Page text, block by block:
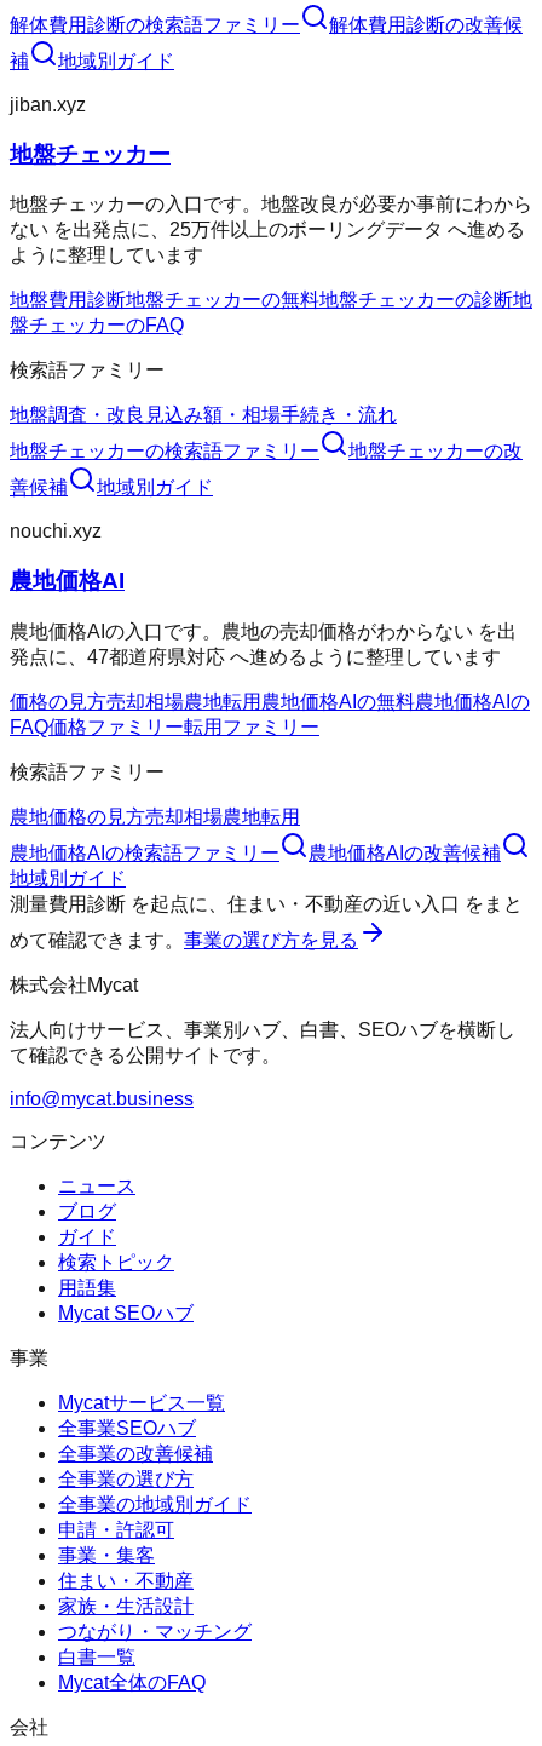
解体費用診断の検索語ファミリー 解体費用診断の改善候
補
地域別ガイド
jiban.xyz
地盤チェッカー
地盤チェッカーの入口です。地盤改良が必要か事前にわから
ない を出発点に、25万件以上のボーリングデータ へ進める
ように整理しています
地盤費用診断地盤チェッカーの無料地盤チェッカーの診断地
盤チェッカーのFAQ
検索語ファミリー
地盤調査・改良 見込み額・相場手続き・流れ
地盤チェッカーの検索語ファミリー 地盤チェッカーの改
善候補
地域別ガイド
nouchi.xyz
農地価格AI
農地価格AIの入口です。農地の売却価格がわからない を出
発点に、47都道府県対応 へ進めるように整理しています
価格の見方売却相場農地転用 農地価格AIの無料農地価格AIの
FAQ価格ファミリー転用ファミリー
検索語ファミリー
農地価格の見方売却相場農地転用
農地価格AI の検索語ファミリー 農地価格AI の改善候補
地域別ガイド
測量費用診断 を起点に、 住まい・不動産の近い入口 をまと
めて確認できます。 事業の選び方を見る
株式会社Mycat
法人向けサービス、事業別ハブ、白書、SEOハブを横断し
て確認できる公開サイトです。
info@mycat.business
コンテンツ
ニュース
ブログ
ガイド
検索トピック
用語集
Mycat SEOハブ
事業
Mycatサービス一覧
全事業SEOハブ
全事業の改善候補
全事業の選び方
全事業の地域別ガイド
申請・許認可
事業・集客
住まい・不動産
家族・生活設計
つながり・マッチング
白書一覧
Mycat全体のFAQ
会社